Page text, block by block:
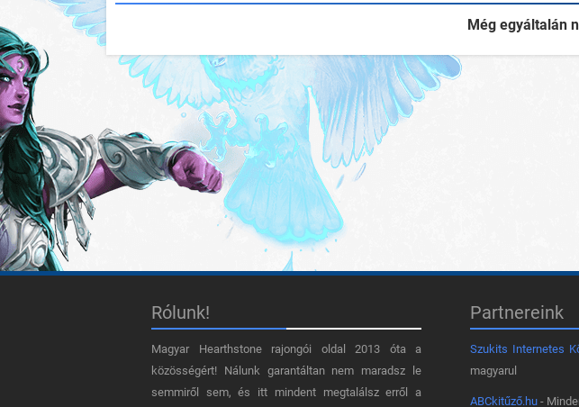
Még egyáltalán
Rólunk!
Magyar Hearthstone​ rajongói oldal 2013 óta a
közösségért! Nálunk garantáltan nem maradsz le
semmiről sem, és itt mindent megtalálsz erről a
Partnereink
Szukits Internetes
magyarul
ABCkitűző.hu -